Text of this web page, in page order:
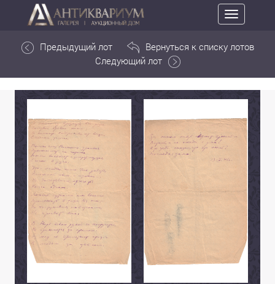
Toggle
navigation
Предыдущий лот
Вернуться к списку лотов
Следующий лот